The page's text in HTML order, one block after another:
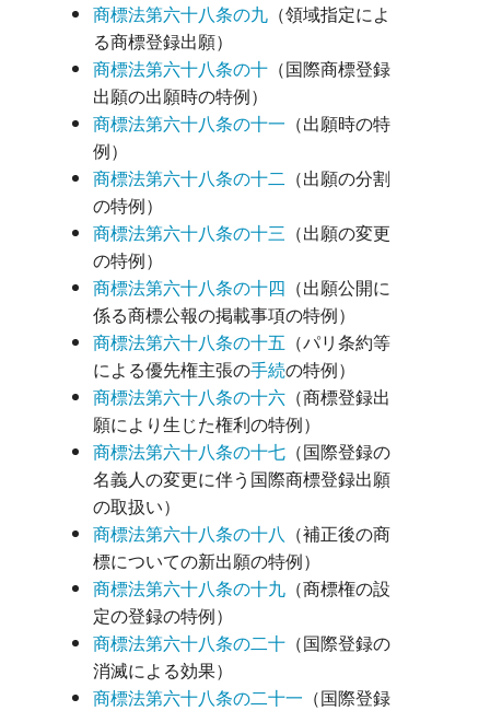
商標法第六十八条の九 （領域指定によ
る商標登録出願）
商標法第六十八条の十 （国際商標登録
出願の出願時の特例）
商標法第六十八条の十一 （出願時の特
例）
商標法第六十八条の十二 （出願の分割
の特例）
商標法第六十八条の十三 （出願の変更
の特例）
商標法第六十八条の十四 （出願公開に
係る商標公報の掲載事項の特例）
商標法第六十八条の十五 （パリ条約等
による優先権主張の手続の特例）
商標法第六十八条の十六 （商標登録出
願により生じた権利の特例）
商標法第六十八条の十七 （国際登録の
名義人の変更に伴う国際商標登録出願
の取扱い）
商標法第六十八条の十八 （補正後の商
標についての新出願の特例）
商標法第六十八条の十九 （商標権の設
定の登録の特例）
商標法第六十八条の二十 （国際登録の
消滅による効果）
商標法第六十八条の二十一 （国際登録